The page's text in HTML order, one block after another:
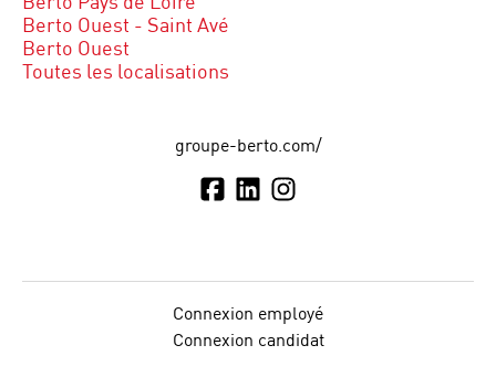
Berto Ouest - Saint Avé
Berto Ouest
Toutes les localisations
groupe-berto.com/
Connexion employé
Connexion candidat